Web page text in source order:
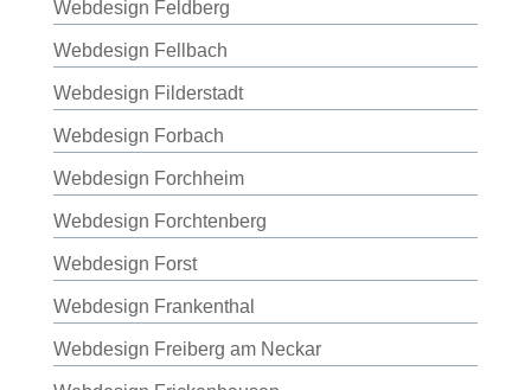
Webdesign Feldberg
Webdesign Fellbach
Webdesign Filderstadt
Webdesign Forbach
Webdesign Forchheim
Webdesign Forchtenberg
Webdesign Forst
Webdesign Frankenthal
Webdesign Freiberg am Neckar